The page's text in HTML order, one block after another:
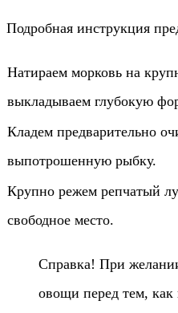
Подробная инструкция
Натираем морковь на
выкладываем глубокую
Кладем предварительно
выпотрошенную рыбку.
Крупно режем репчатый
свободное место.
Справка! При
овощи перед тем,